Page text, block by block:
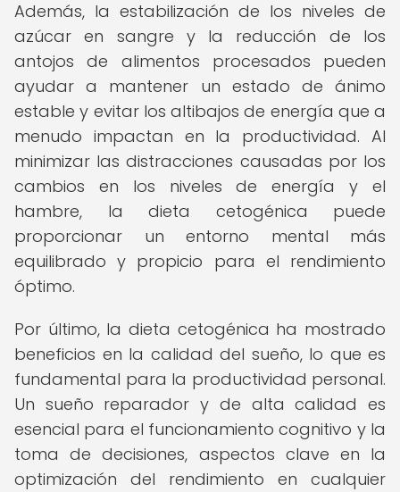
Además, la estabilización de los niveles de
azúcar en sangre y la reducción de los
antojos de alimentos procesados pueden
ayudar a mantener un estado de ánimo
estable y evitar los altibajos de energía que a
menudo impactan en la productividad. Al
minimizar las distracciones causadas por los
cambios en los niveles de energía y el
hambre, la dieta cetogénica puede
proporcionar un entorno mental más
equilibrado y propicio para el rendimiento
óptimo.
Por último, la dieta cetogénica ha mostrado
beneficios en la calidad del sueño, lo que es
fundamental para la productividad personal.
Un sueño reparador y de alta calidad es
esencial para el funcionamiento cognitivo y la
toma de decisiones, aspectos clave en la
optimización del rendimiento en cualquier